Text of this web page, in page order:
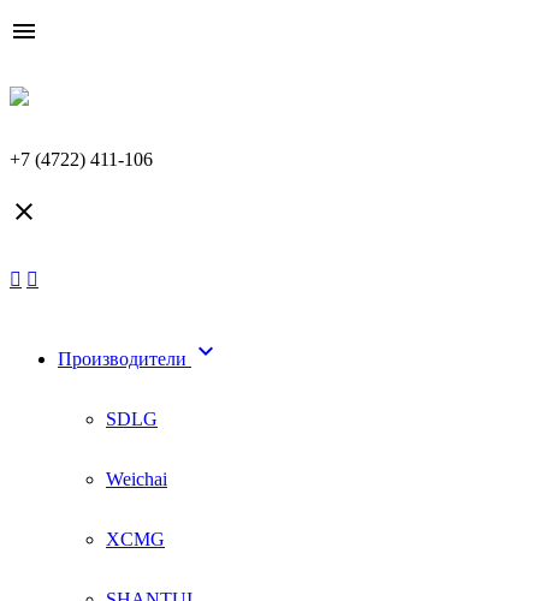

+7 (4722) 411-106

Производители 
SDLG
Weichai
XCMG